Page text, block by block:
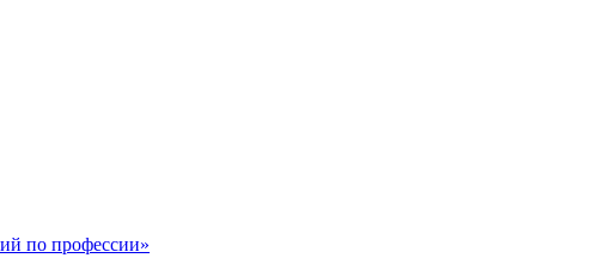
по профессии»